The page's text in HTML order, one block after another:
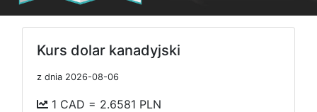
Kurs dolar kanadyjski
z dnia 2026-08-06
1 CAD = 2.6581 PLN